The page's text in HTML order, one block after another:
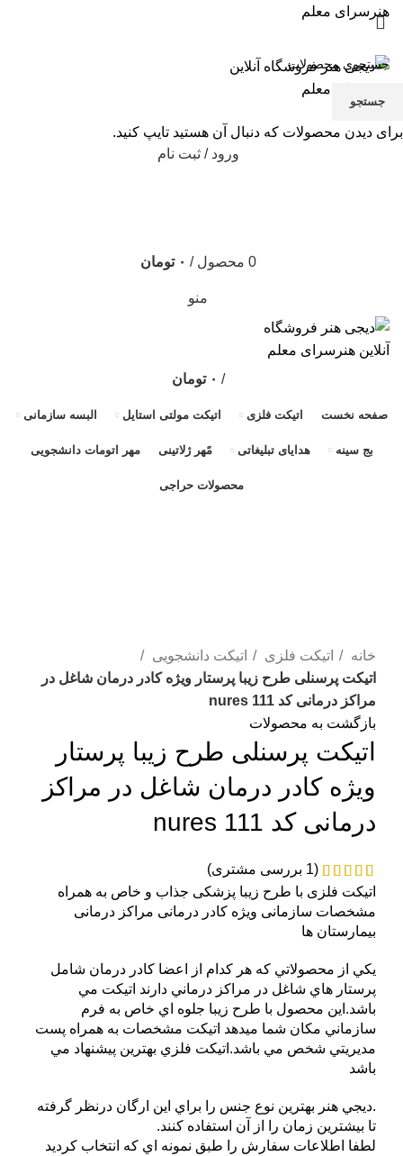
هنرسرای معلم
ورود / ثبت نام
0 محصول / ۰ تومان
منو
/ ۰ تومان
صفحه نخست اتیکت فلزی اتیکت مولتی استایل البسه سازمانی
بج سینه هدایای تبلیغاتی مًهر ژلاتینی مهر اتومات دانشجویی
محصولات حراجی
خانه
اتیکت فلزی
اتیکت دانشجویی
اتیکت پرسنلی طرح زیبا پرستار ویژه کادر درمان شاغل در
مراکز درمانی کد nures 111
بازگشت به محصولات
اتیکت پرسنلی طرح زیبا پرستار
ویژه کادر درمان شاغل در مراکز
درمانی کد nures 111
(
1 بررسی مشتری)
اتیکت فلزی با طرح زیبا پزشکی جذاب و خاص به همراه
مشخصات سازمانی ویژه کادر درمانی مراکز درمانی
بیمارستان ها
يکي از محصولاتي که هر کدام از اعضا کادر درمان شامل
پرستار هاي شاغل در مراکز درماني دارند اتيکت مي
باشد.اين محصول با طرح زيبا جلوه اي خاص به فرم
سازماني مکان شما ميدهد اتيکت مشخصات به همراه پست
مديريتي شخص مي باشد.اتيکت فلزي بهترين پيشنهاد مي
باشد
.ديجي هنر بهترين نوع جنس را براي اين ارگان درنظر گرفته
تا بيشترين زمان را از آن استفاده کنند.
لطفا اطلاعات سفارش را طبق نمونه اي که انتخاب کرديد
جستجو
برای دیدن محصولات که دنبال آن هستید تایپ کنید.